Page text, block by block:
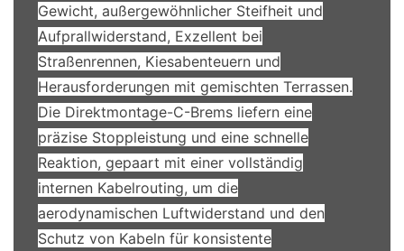
Gewicht, außergewöhnlicher Steifheit und
Aufprallwiderstand, Exzellent bei
Straßenrennen, Kiesabenteuern und
Herausforderungen mit gemischten Terrassen.
Die Direktmontage-C-Brems liefern eine
präzise Stoppleistung und eine schnelle
Reaktion, gepaart mit einer vollständig
internen Kabelrouting, um die
aerodynamischen Luftwiderstand und den
Schutz von Kabeln für konsistente